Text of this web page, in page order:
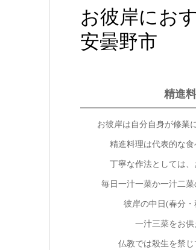
お彼岸にお
安曇野市
精進
お彼岸は自分自身が修業
精進料理は代表的な食
丁寧な作法としては
毎日一汁一菜か一汁二菜
彼岸の中日(春分
一汁三菜をお供
仏教では殺生を禁じ